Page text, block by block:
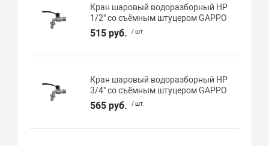
Кран шаровый водоразборный НР
1/2" со съёмным штуцером GAPPO
515 руб. / шт.
Кран шаровый водоразборный НР
3/4" со съёмным штуцером GAPPO
565 руб. / шт.